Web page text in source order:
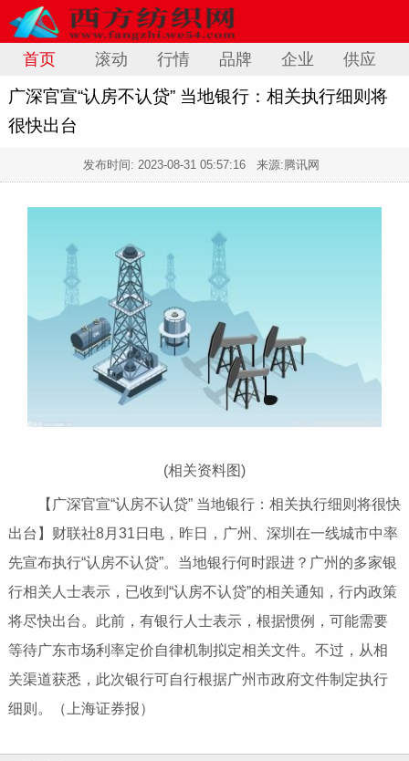
首页 滚动 行情 品牌 企业 供应
广深官宣“认房不认贷” 当地银行：相关执行细则将
很快出台
发布时间: 2023-08-31 05:57:16 来源:腾讯网
(相关资料图)
【广深官宣“认房不认贷” 当地银行：相关执行细则将很快
出台】财联社8月31日电，昨日，广州、深圳在一线城市中率
先宣布执行“认房不认贷”。当地银行何时跟进？广州的多家银
行相关人士表示，已收到“认房不认贷”的相关通知，行内政策
将尽快出台。此前，有银行人士表示，根据惯例，可能需要
等待广东市场利率定价自律机制拟定相关文件。不过，从相
关渠道获悉，此次银行可自行根据广州市政府文件制定执行
细则。（上海证券报）